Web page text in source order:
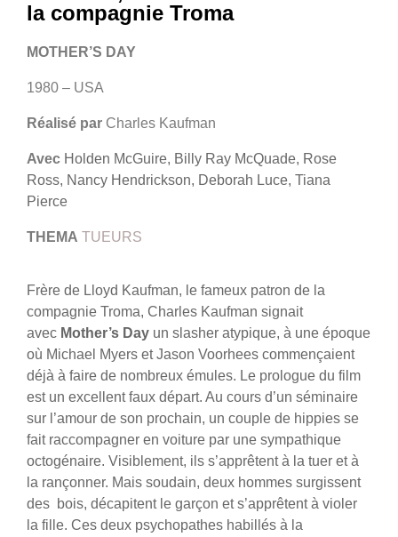
la compagnie Troma
MOTHER’S DAY
1980 – USA
Réalisé par Charles Kaufman
Avec Holden McGuire, Billy Ray McQuade, Rose
Ross, Nancy Hendrickson, Deborah Luce, Tiana
Pierce
THEMA TUEURS
Frère de Lloyd Kaufman, le fameux patron de la
compagnie Troma, Charles Kaufman signait
avec Mother’s Day un slasher atypique, à une époque
où Michael Myers et Jason Voorhees commençaient
déjà à faire de nombreux émules. Le prologue du film
est un excellent faux départ. Au cours d’un séminaire
sur l’amour de son prochain, un couple de hippies se
fait raccompagner en voiture par une sympathique
octogénaire. Visiblement, ils s’apprêtent à la tuer et à
la rançonner. Mais soudain, deux hommes surgissent
des bois, décapitent le garçon et s’apprêtent à violer
la fille. Ces deux psychopathes habillés à la